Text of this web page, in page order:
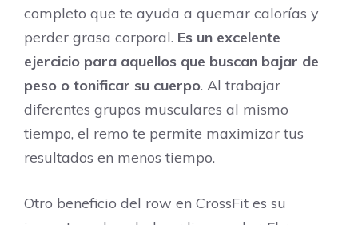
completo que te ayuda a quemar calorías y
perder grasa corporal. Es un excelente
ejercicio para aquellos que buscan bajar de
peso o tonificar su cuerpo. Al trabajar
diferentes grupos musculares al mismo
tiempo, el remo te permite maximizar tus
resultados en menos tiempo.
Otro beneficio del row en CrossFit es su